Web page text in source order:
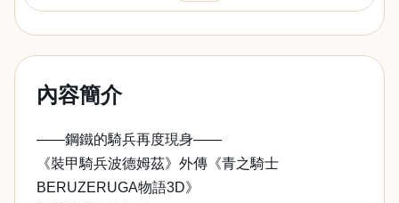
內容簡介
——鋼鐵的騎兵再度現身——
《裝甲騎兵波德姆茲》外傳《青之騎士
BERUZERUGA物語3D》